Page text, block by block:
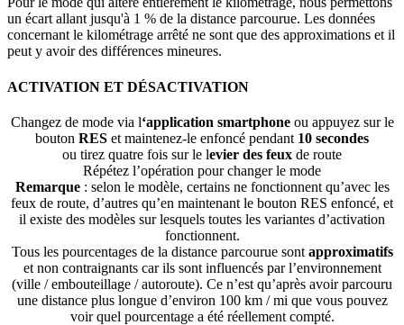
un écart allant jusqu'à 1 % de la distance parcourue. Les données
concernant le kilométrage arrêté ne sont que des approximations et il
peut y avoir des différences mineures.
ACTIVATION ET DÉSACTIVATION
Changez de mode via l‘application smartphoneou appuyez sur le
bouton RES et maintenez-le enfoncé pendant 10 secondes
ou tirez quatre fois sur le levier des feux de route
Répétez l’opération pour changer le mode
Remarque: selon le modèle, certains ne fonctionnent qu’avec les
feux de route, d’autres qu’en maintenant le bouton RES enfoncé, et
il existe des modèles sur lesquels toutes les variantes d’activation
fonctionnent.
Tous les pourcentages de la distance parcourue sont approximatifs
et non contraignants car ils sont influencés par l’environnement
(ville / embouteillage / autoroute). Ce n’est qu’après avoir parcouru
une distance plus longue d’environ 100 km / mi que vous pouvez
voir quel pourcentage a été réellement compté.